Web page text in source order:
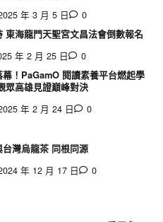
年 3 月 5 日
0
東海龍門天聖宮文昌法會倒數報名
年 2 月 25 日
0
！PaGamO 閱讀素養平台燃起學
眾高雄見證巔峰對決
年 2 月 24 日 0
灣烏龍茶 同根同源
年 12 月 17 日 0